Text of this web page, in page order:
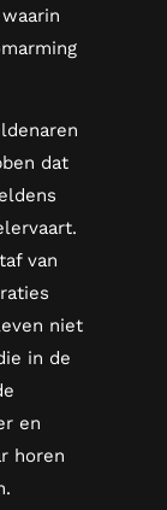
dat
van
niet
in de
en
horen